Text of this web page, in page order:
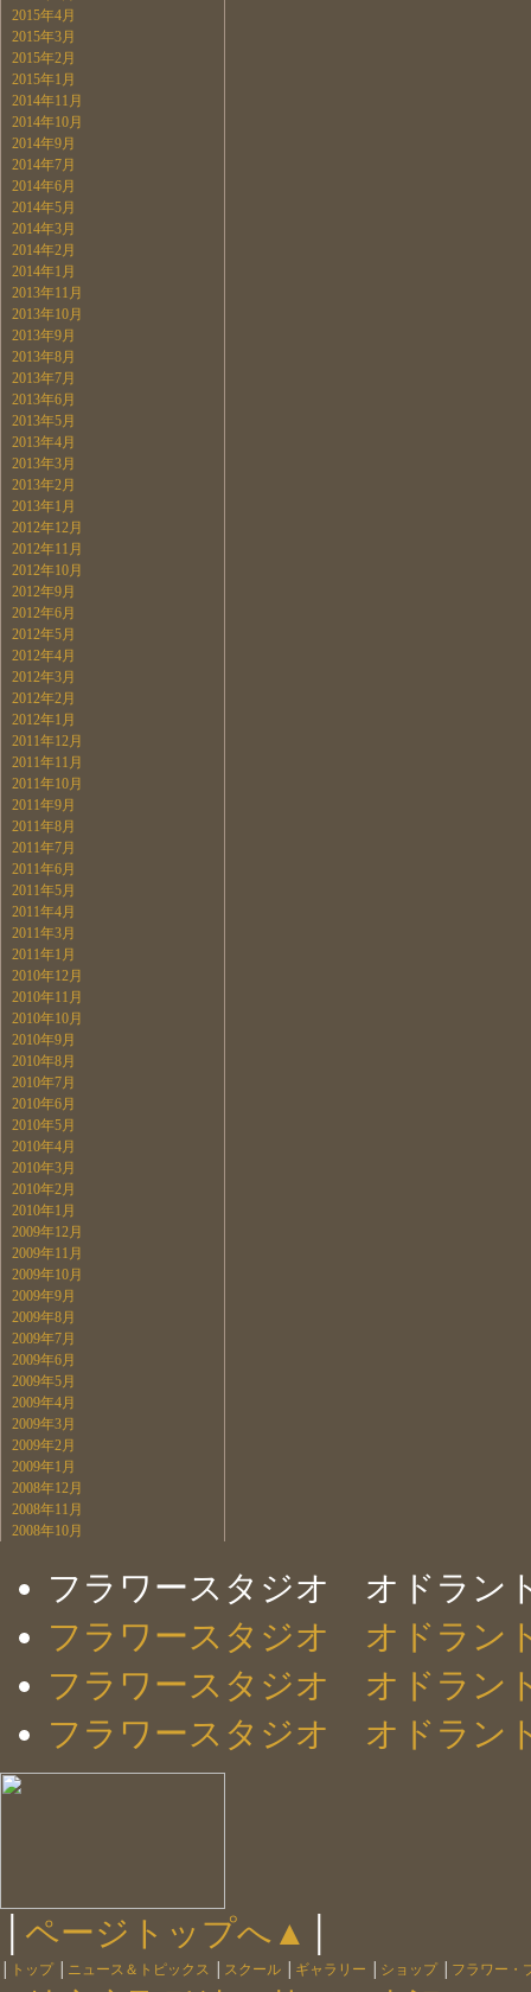
2015年4月
2015年3月
2015年2月
2015年1月
2014年11月
2014年10月
2014年9月
2014年7月
2014年6月
2014年5月
2014年3月
2014年2月
2014年1月
2013年11月
2013年10月
2013年9月
2013年8月
2013年7月
2013年6月
2013年5月
2013年4月
2013年3月
2013年2月
2013年1月
2012年12月
2012年11月
2012年10月
2012年9月
2012年6月
2012年5月
2012年4月
2012年3月
2012年2月
2012年1月
2011年12月
2011年11月
2011年10月
2011年9月
2011年8月
2011年7月
2011年6月
2011年5月
2011年4月
2011年3月
2011年1月
2010年12月
2010年11月
2010年10月
2010年9月
2010年8月
2010年7月
2010年6月
2010年5月
2010年4月
2010年3月
2010年2月
2010年1月
2009年12月
2009年11月
2009年10月
2009年9月
2009年8月
2009年7月
2009年6月
2009年5月
2009年4月
2009年3月
2009年2月
2009年1月
2008年12月
2008年11月
2008年10月
フラワースタジオ オドラン
フラワースタジオ オドラン
フラワースタジオ オドラン
フラワースタジオ オドラン
ページトップへ▲
トップ ニュース＆トピックス スクール ギャラリー ショップ フラワー・